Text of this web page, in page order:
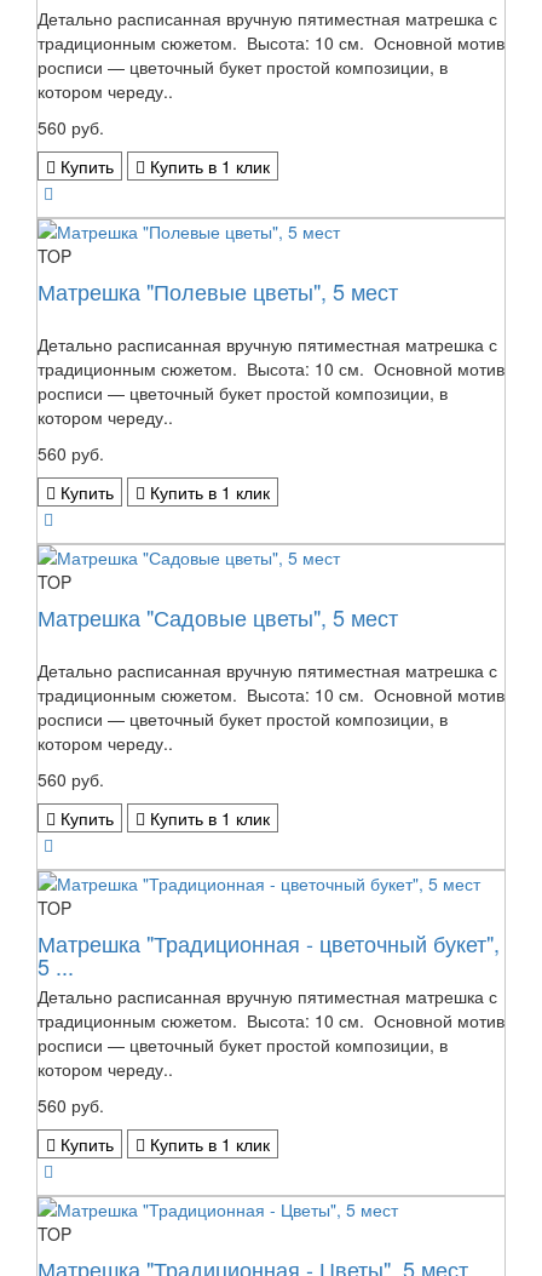
Детально расписанная вручную пятиместная матрешка с
традиционным сюжетом. Высота: 10 см. Основной мотив
росписи — цветочный букет простой композиции, в
котором череду..
560 руб.
Купить
Купить в 1 клик
TOP
Матрешка "Полевые цветы", 5 мест
Детально расписанная вручную пятиместная матрешка с
традиционным сюжетом. Высота: 10 см. Основной мотив
росписи — цветочный букет простой композиции, в
котором череду..
560 руб.
Купить
Купить в 1 клик
TOP
Матрешка "Садовые цветы", 5 мест
Детально расписанная вручную пятиместная матрешка с
традиционным сюжетом. Высота: 10 см. Основной мотив
росписи — цветочный букет простой композиции, в
котором череду..
560 руб.
Купить
Купить в 1 клик
TOP
Матрешка "Традиционная - цветочный букет",
5 ...
Детально расписанная вручную пятиместная матрешка с
традиционным сюжетом. Высота: 10 см. Основной мотив
росписи — цветочный букет простой композиции, в
котором череду..
560 руб.
Купить
Купить в 1 клик
TOP
Матрешка "Традиционная - Цветы", 5 мест